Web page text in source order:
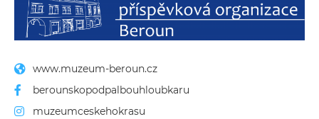
www.muzeum-beroun.cz
berounskopodpalbouhloubkaru
muzeumceskehokrasu